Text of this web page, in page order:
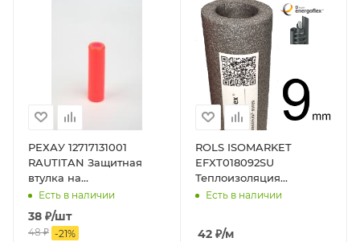
РЕХАУ 12717131001
RAUTITAN Защитная
втулка на
теплоизоляцию, 20 мм,
красная, полиэтилен
ПЭВД
Есть в наличии
38 ₽/шт
48₽ -21%
ROLS ISOMARKET
EFXT018092SU
Теплоизоляция
Energoflex® Super С18/9,
Есть в наличии
42₽/м